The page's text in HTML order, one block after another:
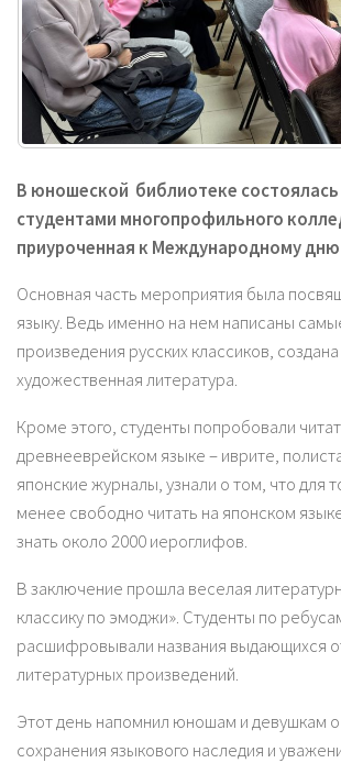
В юношеской библиотеке состоялась
студентами многопрофильного
приуроченная к Международному
Основная часть мероприятия была
языку. Ведь именно на нем написаны
произведения русских классиков,
художественная литература.
Кроме этого, студенты попробовали
древнееврейском языке – иврите,
японские журналы, узнали о том, что для
менее свободно читать на японском
знать около 2000 иероглифов.
В заключение прошла веселая
классику по эмоджи». Студенты по
расшифровывали названия выдающихся
литературных произведений.
Этот день напомнил юношам и девушкам
сохранения языкового наследия и